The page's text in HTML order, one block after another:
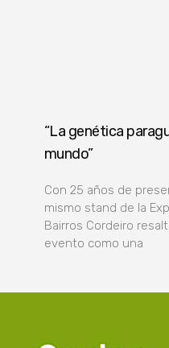
“La genética
mundo”
Con 25 años de
mismo stand de la
Bairros Cordeiro
evento como una